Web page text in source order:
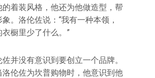
的着装风格，他还为他做造型，帮
。洛伦佐说：“我有一种本领，
橱里少了什么。”
并没有意识到要创立一个品牌。
洛伦佐为坎普购物时，他意识到他